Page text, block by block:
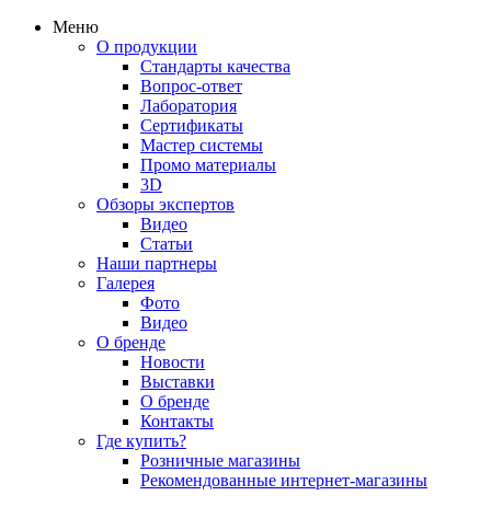
Меню
О продукции
Стандарты качества
Вопрос-ответ
Лаборатория
Сертификаты
Мастер системы
Промо материалы
3D
Обзоры экспертов
Видео
Статьи
Наши партнеры
Галерея
Фото
Видео
О бренде
Новости
Выставки
О бренде
Контакты
Где купить?
Розничные магазины
Рекомендованные интернет-магазины